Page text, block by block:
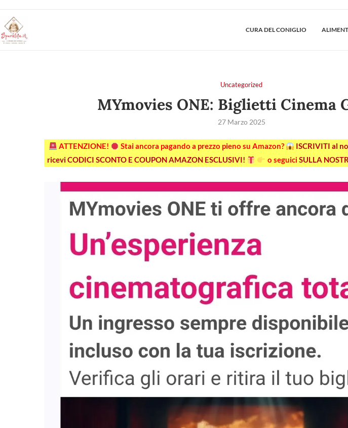
CURA DEL CONIGLIO
Uncategorized
MYmovies ONE: Biglietti Cinema
27 Marzo 2025
ATTENZIONE! Stai ancora pagando a prezzo pieno su Amazon?
ISCRIVITI al
ricevi CODICI SCONTO E COUPON AMAZON ESCLUSIVI!
o seguiciSULLA